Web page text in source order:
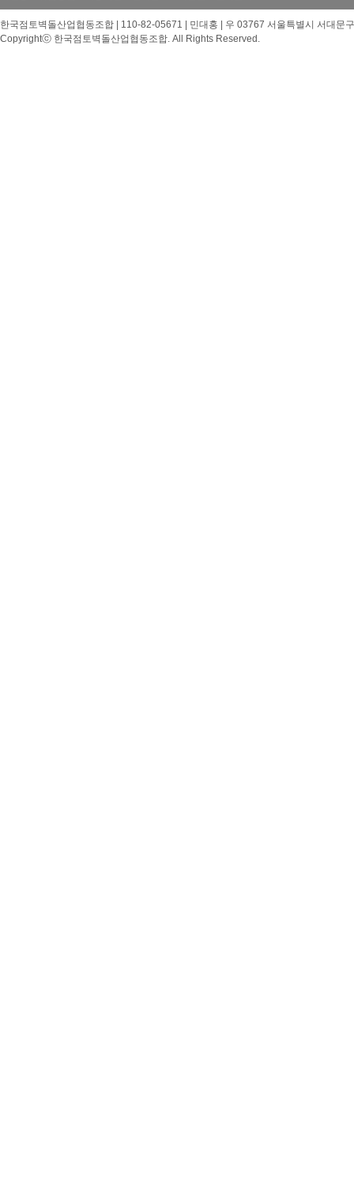
한국점토벽돌산업협동조합 | 110-82-05671 | 민대홍 | 우 03767 서울특별시 서대
Copyrightⓒ 한국점토벽돌산업협동조합. All Rights Reserved.